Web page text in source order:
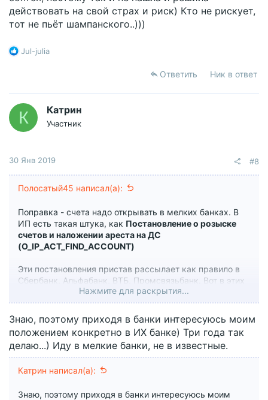
действовать на свой страх и риск) Кто не рискует,
тот не пьёт шампанского..)))
Р
ц
и
и
:
Jul-julia
Ответить Ник в ответ
К Катрин
Участник
30 Янв 2019 #8
Полосатый45 написал(а):
Поправка - счета надо открывать в мелких банках. В
ИП есть такая штука, как Постановление о розыске
счетов и наложении ареста на ДС
(O_IP_ACT_FIND_ACCOUNT)
Эти постановления пристав рассылает как правило в
Сбербанк, Альфабанк, ВТБ, Промсвязьбанк. Вот в этих
банках нельзя ни в коем случае иметь счета.
Нажмите для раскрытия...
Знаю, поэтому приходя в банки интересуюсь моим
положением конкретно в ИХ банке) Три года так
делаю...) Иду в мелкие банки, не в известные.
Катрин написал(а):
Знаю, поэтому приходя в банки интересуюсь моим